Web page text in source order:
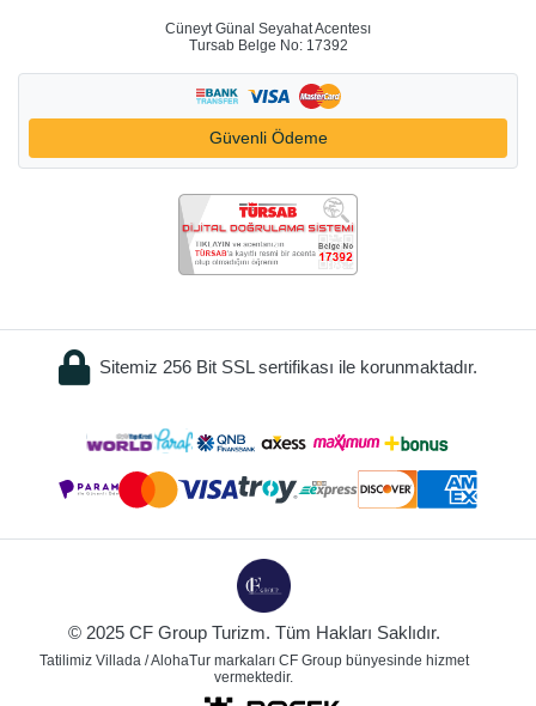
Cüneyt Günal Seyahat Acentesı
Tursab Belge No: 17392
Güvenli Ödeme
Sitemiz 256 Bit SSL sertifikası ile korunmaktadır.
© 2025 CF Group Turizm. Tüm Hakları Saklıdır.
Tatilimiz Villada / AlohaTur markaları CF Group bünyesinde hizmet
vermektedir.